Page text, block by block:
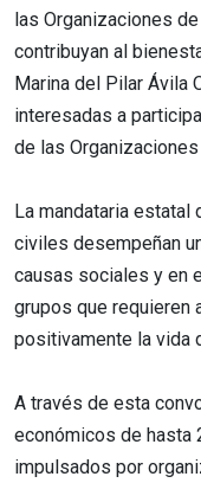
las Organizaciones
contribuyan al
Marina del Pilar Ávila
interesadas a
de las
La mandataria
civiles desempeñan
causas sociales y en
grupos que requieren
positivamente la vida
A través de esta
económicos de hasta
impulsados por